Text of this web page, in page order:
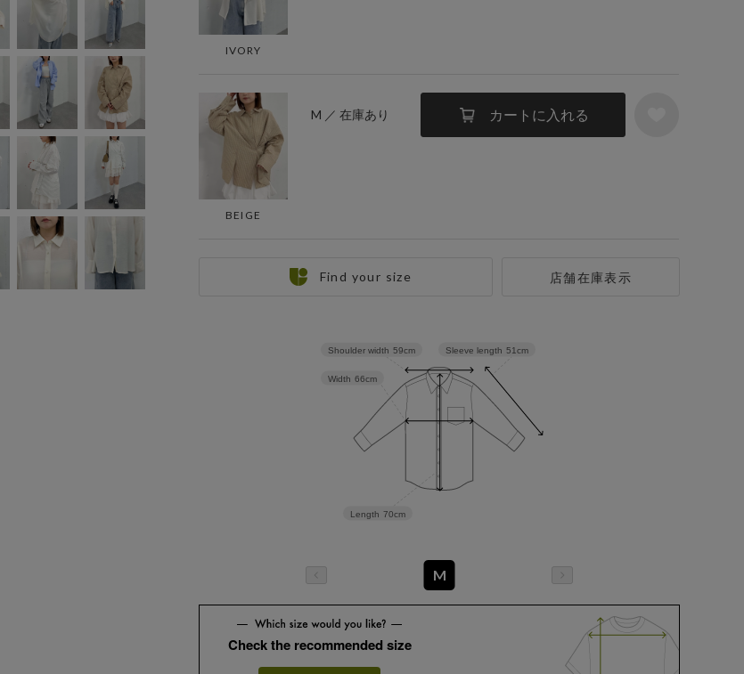
IVORY
BEIGE
M ／ 在庫あり カートに入れる
店舗在庫表示
Find your size
Sleeve length 51cm
Length 70cm
Width 66cm
Shoulder width 59cm
M
Check the recommended size